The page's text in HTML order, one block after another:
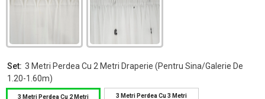
Set: 3 Metri Perdea Cu 2 Metri Draperie (pentru Sina/galerie De
1.20-1.60m)
3 Metri Perdea Cu 2 Metri 3 Metri Perdea Cu 3 Metri